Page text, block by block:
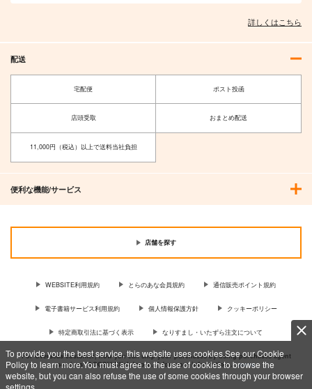
To provide you the best service, this website uses cookies.See our Cookie
Policy to learn more.You must agree to the use of cookies to browse the
website, but you can also refuse the use of some cookies through your browser
settings.
詳しくはこちら
配送
宅配便 ポスト投函
店頭受取 おまとめ配送
11,000円（税込）以上で送料当社負担
便利な機能/サービス
店舗を探す
WEBSITE利用規約 とらのあな会員規約 通信販売ポイント規約
電子書籍サービス利用規約 個人情報保護方針 クッキーポリシー
特定商取引法に基づく表示 なりすまし・いたずら注文について
For Overseas customer, now you can ship your purchases by using purchases agent
services “AOCS”! Click {more…} for more information …more